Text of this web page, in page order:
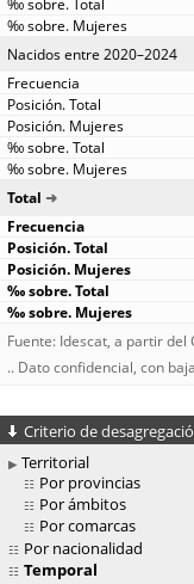
Nacidos entre 2020–2024
Total
Fuente: Idescat, a partir del
.. Dato confidencial, con
Criterio de
Territorial
Por provincias
Por ámbitos
Por comarcas
Por nacionalidad
Temporal